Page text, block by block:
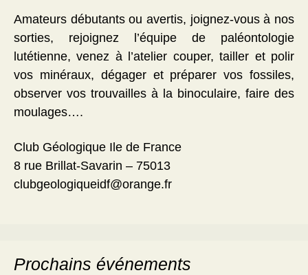
Amateurs débutants ou avertis, joignez-vous à nos
sorties, rejoignez l’équipe de paléontologie
lutétienne, venez à l’atelier couper, tailler et polir
vos minéraux, dégager et préparer vos fossiles,
observer vos trouvailles à la binoculaire, faire des
moulages….
Club Géologique Ile de France
8 rue Brillat-Savarin – 75013
clubgeologiqueidf@orange.fr
Prochains événements